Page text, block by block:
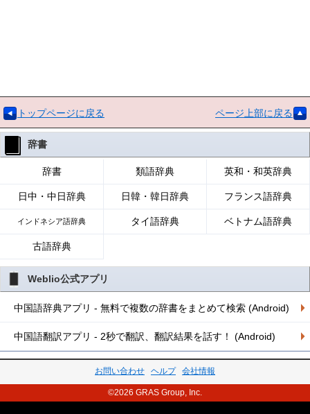
トップページに戻る ページ上部に戻る
辞書
辞書 類語辞典 英和・和英辞典
日中・中日辞典 日韓・韓日辞典 フランス語辞典
インドネシア語辞典 タイ語辞典 ベトナム語辞典
古語辞典
Weblio公式アプリ
中国語辞典アプリ - 無料で複数の辞書をまとめて検索 (Android)
中国語翻訳アプリ - 2秒で翻訳、翻訳結果を話す！ (Android)
お問い合わせ ヘルプ 会社情報
©2026 GRAS Group, Inc.